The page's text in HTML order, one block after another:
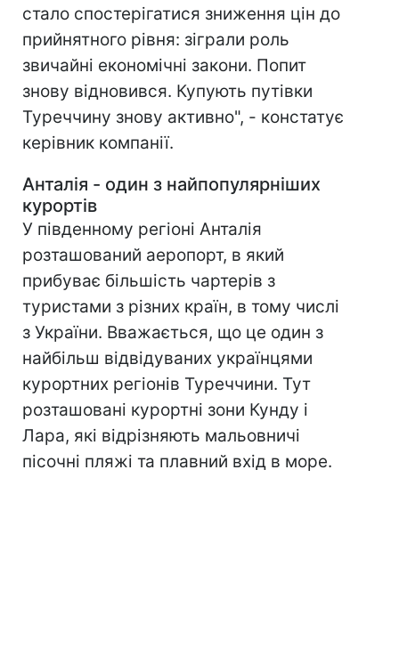
стало спостерігатися зниження цін до
прийнятного рівня: зіграли роль
звичайні економічні закони. Попит
знову відновився. Купують путівки
Туреччину знову активно", - констатує
керівник компанії.
Анталія - один з найпопулярніших
курортів
У південному регіоні Анталія
розташований аеропорт, в який
прибуває більшість чартерів з
туристами з різних країн, в тому числі
з України. Вважається, що це один з
найбільш відвідуваних українцями
курортних регіонів Туреччини. Тут
розташовані курортні зони Кунду і
Лара, які відрізняють мальовничі
пісочні пляжі та плавний вхід в море.